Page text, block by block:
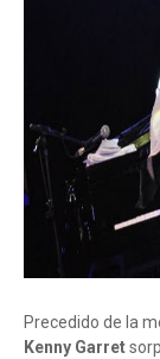
Precedido de la
Kenny Garret